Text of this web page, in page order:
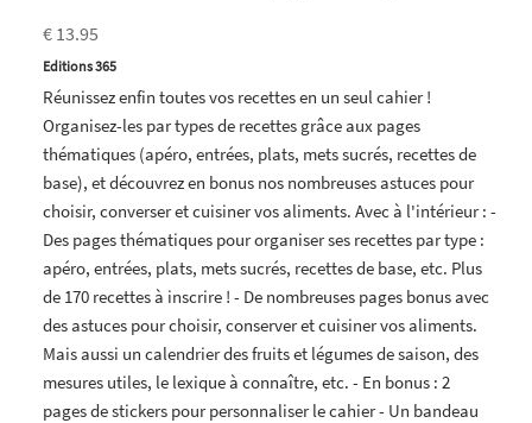
€ 13.95
Editions 365
Réunissez enfin toutes vos recettes en un seul cahier !
Organisez-les par types de recettes grâce aux pages
thématiques (apéro, entrées, plats, mets sucrés, recettes de
base), et découvrez en bonus nos nombreuses astuces pour
choisir, converser et cuisiner vos aliments. Avec à l'intérieur : -
Des pages thématiques pour organiser ses recettes par type :
apéro, entrées, plats, mets sucrés, recettes de base, etc. Plus
de 170 recettes à inscrire ! - De nombreuses pages bonus avec
des astuces pour choisir, conserver et cuisiner vos aliments.
Mais aussi un calendrier des fruits et légumes de saison, des
mesures utiles, le lexique à connaître, etc. - En bonus : 2
pages de stickers pour personnaliser le cahier - Un bandeau